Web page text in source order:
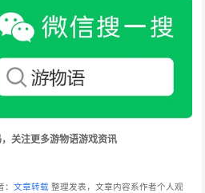
关注更多游物语游戏资讯
：文章转载 整理发表，文章内容系作者个人观